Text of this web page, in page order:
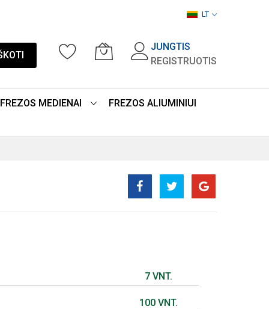
LT
JUNGTIS
REGISTRUOTIS
FREZOS MEDIENAI
FREZOS ALIUMINIUI
7 VNT.
100 VNT.